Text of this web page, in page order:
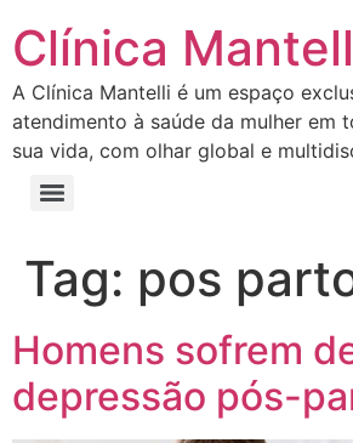
Clínica
A Clínica Mantelli é um espaço
atendimento à saúde da mulher em
sua vida, com olhar global e
Tag: pos
Homens sofrem
depressão pós-